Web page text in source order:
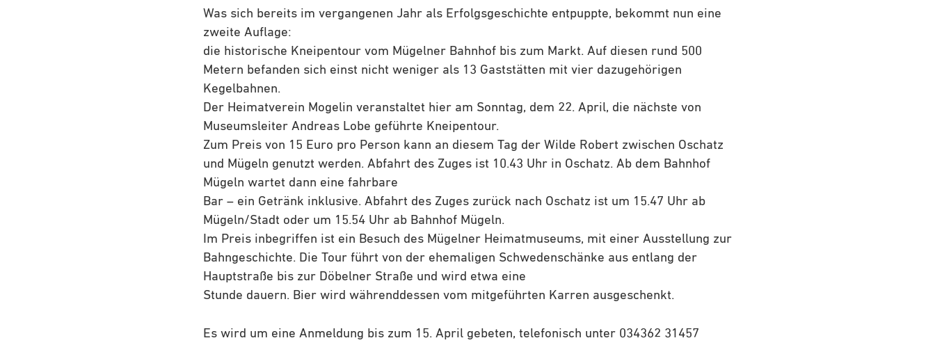
Was sich bereits im vergangenen Jahr als Erfolgsgeschichte entpuppte, bekommt nun eine
zweite Auflage:
die historische Kneipentour vom Mügelner Bahnhof bis zum Markt. Auf diesen rund 500
Metern befanden sich einst nicht weniger als 13 Gaststätten mit vier dazugehörigen
Kegelbahnen.
Der Heimatverein Mogelin veranstaltet hier am Sonntag, dem 22. April, die nächste von
Museumsleiter Andreas Lobe geführte Kneipentour.
Zum Preis von 15 Euro pro Person kann an diesem Tag der Wilde Robert zwischen Oschatz
und Mügeln genutzt werden. Abfahrt des Zuges ist 10.43 Uhr in Oschatz. Ab dem Bahnhof
Mügeln wartet dann eine fahrbare
Bar – ein Getränk inklusive. Abfahrt des Zuges zurück nach Oschatz ist um 15.47 Uhr ab
Mügeln/Stadt oder um 15.54 Uhr ab Bahnhof Mügeln.
Im Preis inbegriffen ist ein Besuch des Mügelner Heimatmuseums, mit einer Ausstellung zur
Bahngeschichte. Die Tour führt von der ehemaligen Schwedenschänke aus entlang der
Hauptstraße bis zur Döbelner Straße und wird etwa eine
Stunde dauern. Bier wird währenddessen vom mitgeführten Karren ausgeschenkt.
Es wird um eine Anmeldung bis zum 15. April gebeten, telefonisch unter 034362 31457